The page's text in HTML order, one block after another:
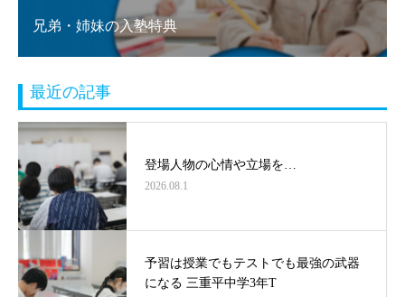
兄弟・姉妹の入塾特典
最近の記事
登場人物の心情や立場を…
2026.08.1
予習は授業でもテストでも最強の武器
になる 三重平中学3年T